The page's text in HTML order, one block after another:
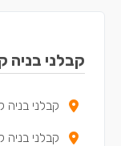
קבלני בניה
קבלני
קבלני בניה